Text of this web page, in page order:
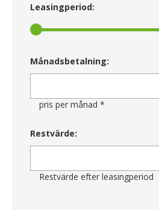
Leasingperiod:
Månadsbetalning:
pris per månad *
Restvärde:
Restvärde efter leasingperiod